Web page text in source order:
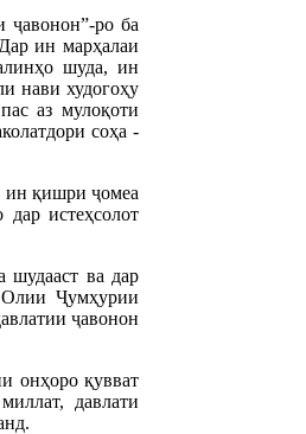
ҷавонон”-ро ба
ин марҳалаи
шуда, ин
нави худогоҳу
аз мулоқоти
соҳа -
ин қишри ҷомеа
истеҳсолот
шудааст ва дар
Ҷумҳурии
ҷавонон
онҳоро қувват
давлати